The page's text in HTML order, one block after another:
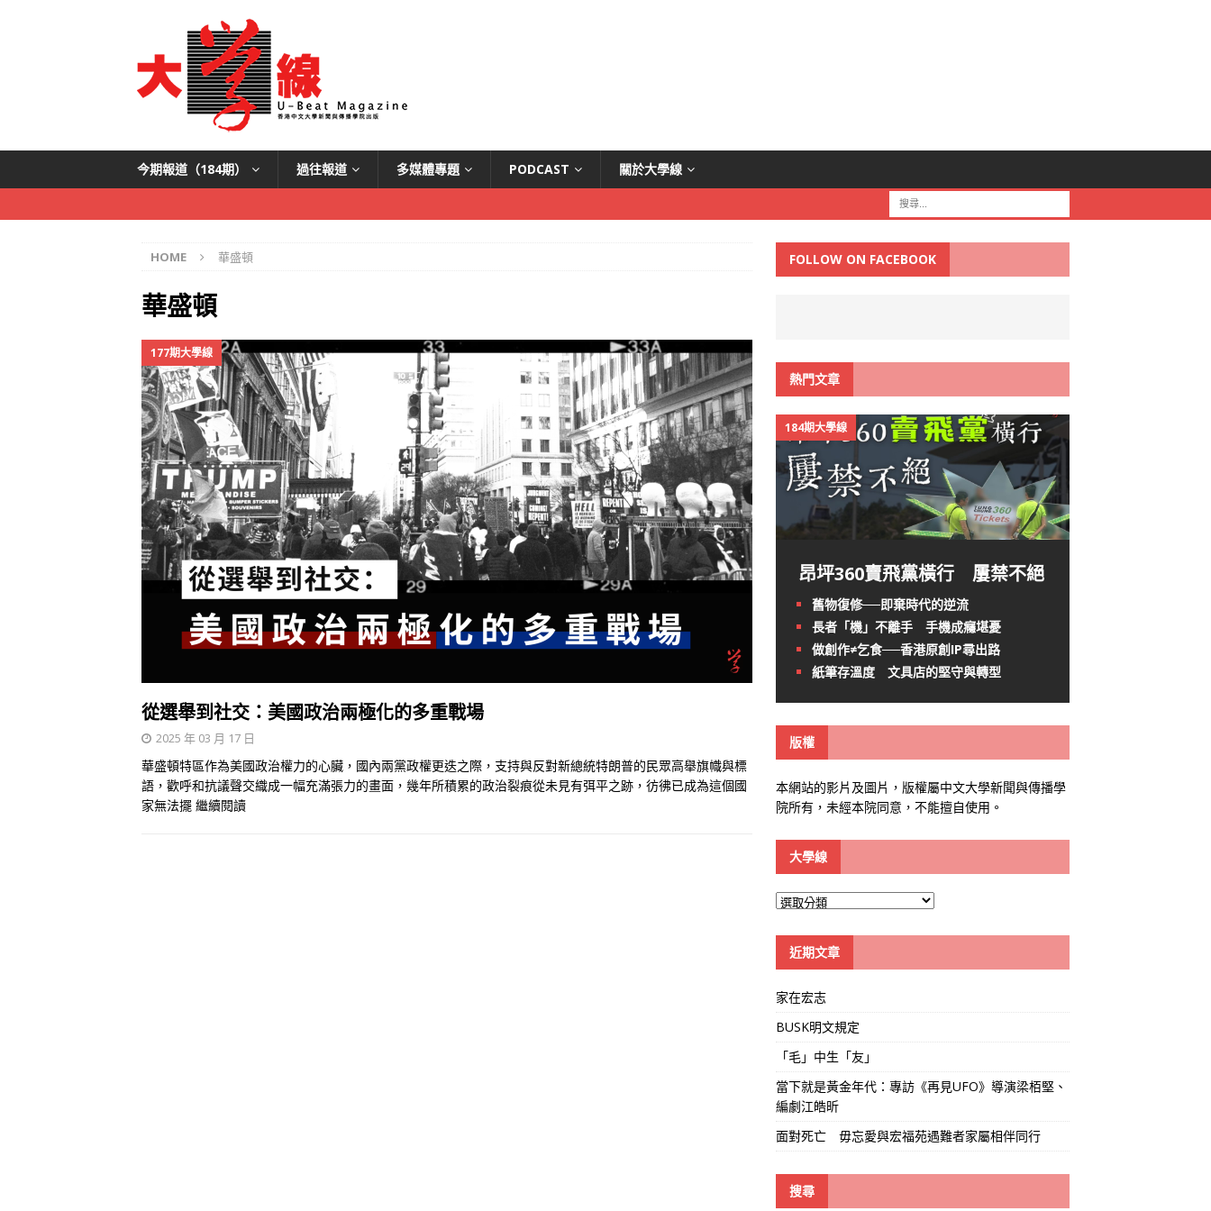
今期報道（184期） 過往報道 多媒體專題 PODCAST 關於大學線
HOME 華盛頓
華盛頓
177期大學線
從選舉到社交：美國政治兩極化的多重戰場
2025 年 03 月 17 日
華盛頓特區作為美國政治權力的心臟，國內兩黨政權更迭之際，支持與反對新總統特朗普的民眾高舉旗幟與標
語，歡呼和抗議聲交織成一幅充滿張力的畫面，幾年所積累的政治裂痕從未見有弭平之跡，彷彿已成為這個國
家無法擺 繼續閱讀
FOLLOW ON FACEBOOK
熱門文章
184期大學線
昂坪360賣飛黨橫行 屢禁不絕
舊物復修──即棄時代的逆流
長者「機」不離手 手機成癮堪憂
做創作≠乞食──香港原創IP尋出路
紙筆存溫度 文具店的堅守與轉型
版權
本網站的影片及圖片，版權屬中文大學新聞與傳播學
院所有，未經本院同意，不能擅自使用。
大學線
大
線
近期文章
家在宏志
BUSK明文規定
「毛」中生「友」
當下就是黃金年代：專訪《再見UFO》導演梁栢堅、
編劇江皓昕
面對死亡 毋忘愛與宏福苑遇難者家屬相伴同行
搜尋